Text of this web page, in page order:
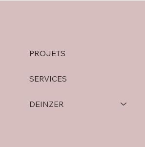
PROJETS
SERVICES
DEINZER